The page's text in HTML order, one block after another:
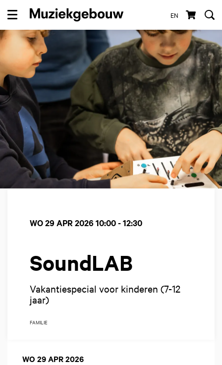
EN
Menu
SoundLAB
Vakantiespecial voor kinderen (7-12
jaar)
WO 29 APR 2026 10:00 - 12:30
FAMILIE
WO 29 APR 2026